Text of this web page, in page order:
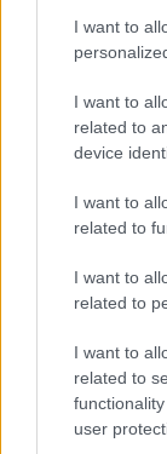
I want to
I want to
related to
device
I want to
related to
I want to
related to
I want to
related to
user
Δημοσιεύτηκε η
υποβολής
2025 και των
του δημοσίου
2024 έως το
υποχρέωση αυτή